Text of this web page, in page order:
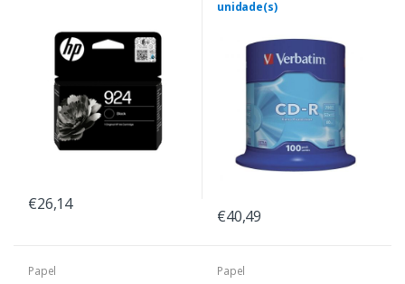
€26,14
unidade(s)
€40,49
Papel
Papel